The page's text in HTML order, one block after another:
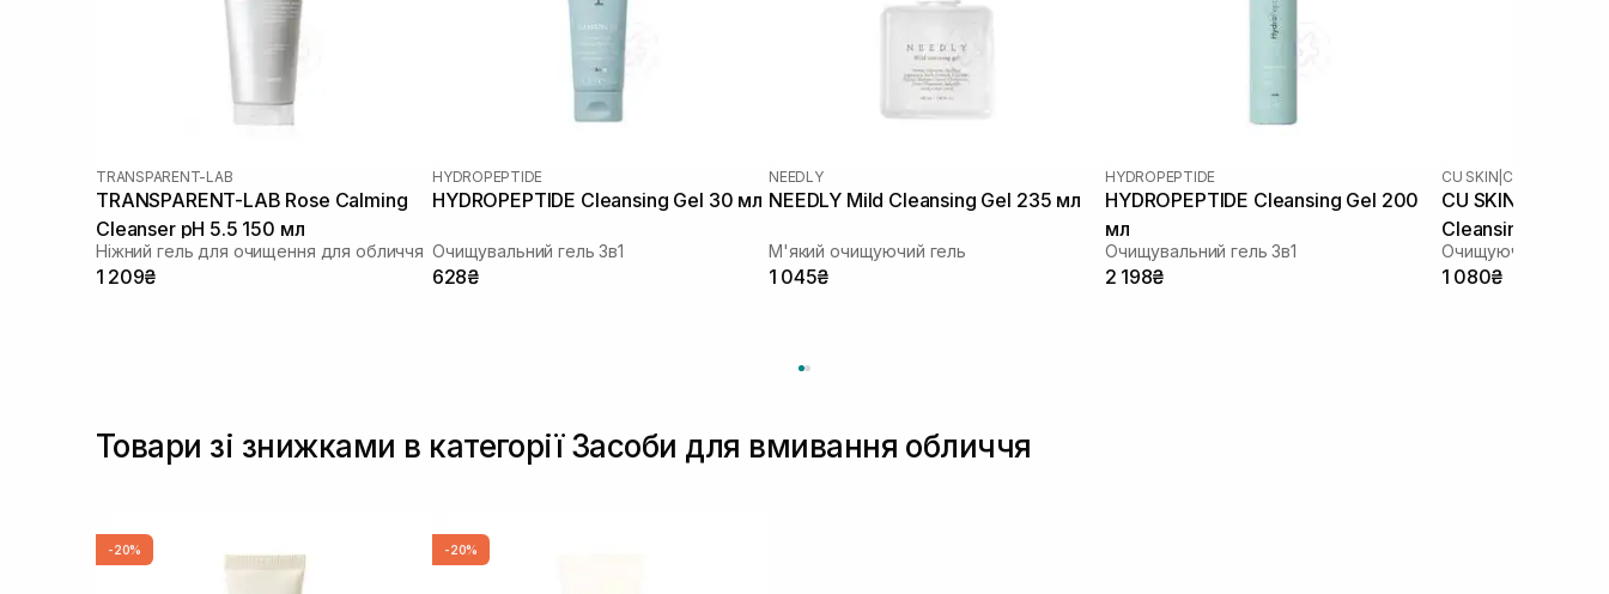
TRANSPARENT-LAB
TRANSPARENT-LAB Rose Calming
Cleanser pH 5.5 150 мл
Ніжний гель для очищення для обличчя
1 209₴
HYDROPEPTIDE
HYDROPEPTIDE Cleansing Gel 30 мл
Очищувальний гель 3в1
628₴
NEEDLY
NEEDLY Mild Cleansing Gel 235 мл
М'який очищуючий гель
1 045₴
HYDROPEPTIDE
HYDROPEPTIDE Cleansing Gel 200
мл
Очищувальний гель 3в1
2 198₴
CU SKIN CU
CU SKIN
Cleansing Gel
Очищуюча гель-
1 080₴
Товари зі знижками в категорії Засоби для вмивання обличчя
-20% -20%